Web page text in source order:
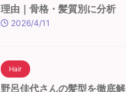
理由｜骨格・髪質別に分析
2026/4/11
Hair
野呂佳代さんの髪型を徹底解